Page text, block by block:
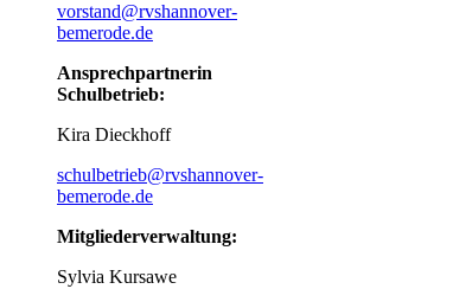
vorstand@rvshannover-
bemerode.de
Ansprechpartnerin
Schulbetrieb:
Kira Dieckhoff
schulbetrieb@rvshannover-
bemerode.de
Mitgliederverwaltung:
Sylvia Kursawe